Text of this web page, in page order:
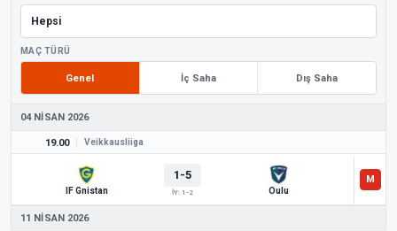
MAÇ TÜRÜ
Genel İç Saha Dış Saha
04 NISAN 2026
19.00 Veikkausliiga
IF Gnistan
1-5
İY: 1-2 Oulu
11 NISAN 2026